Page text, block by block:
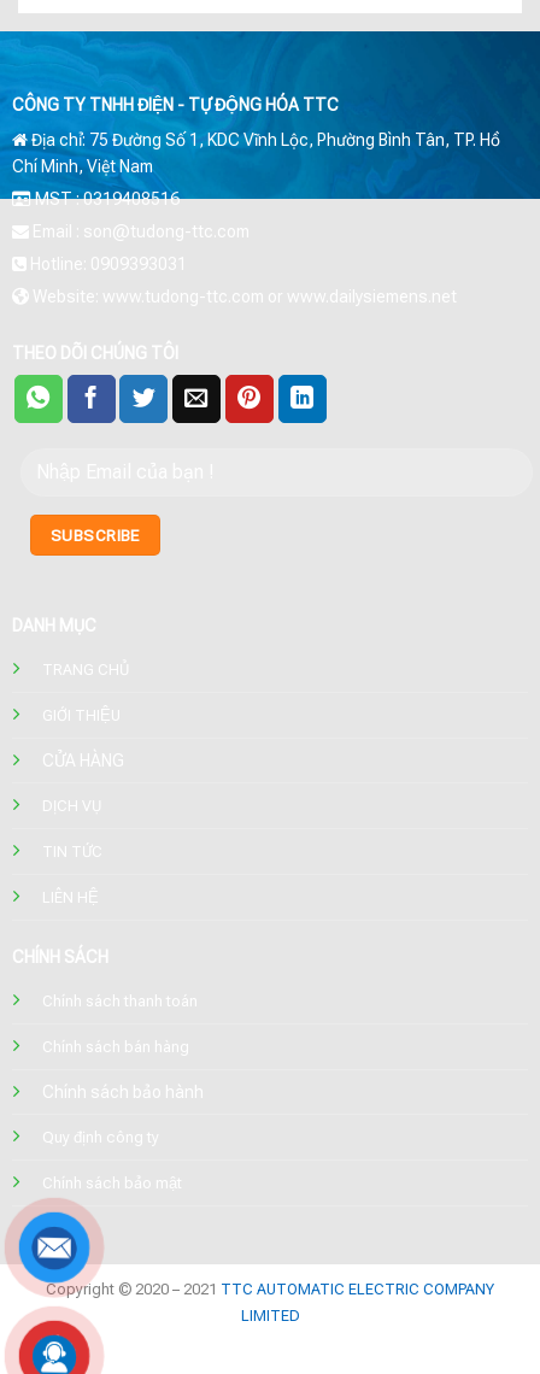
CÔNG TY TNHH ĐIỆN - TỰ ĐỘNG HÓA TTC
Địa chỉ: 75 Đường Số 1, KDC Vĩnh Lộc, Phường Bình Tân, TP. Hồ
Chí Minh, Việt Nam
MST : 0319408516
Email : son@tudong-ttc.com
Hotline: 0909393031
Website: www.tudong-ttc.com or www.dailysiemens.net
THEO DÕI CHÚNG TÔI
DANH MỤC
TRANG CHỦ
GIỚI THIỆU
CỬA HÀNG
DỊCH VỤ
TIN TỨC
LIÊN HỆ
CHÍNH SÁCH
Chính sách thanh toán
Chính sách bán hàng
Chính sách bảo hành
Quy định công ty
Chính sách bảo mật
Copyright © 2020 – 2021 TTC AUTOMATIC ELECTRIC COMPANY
LIMITED